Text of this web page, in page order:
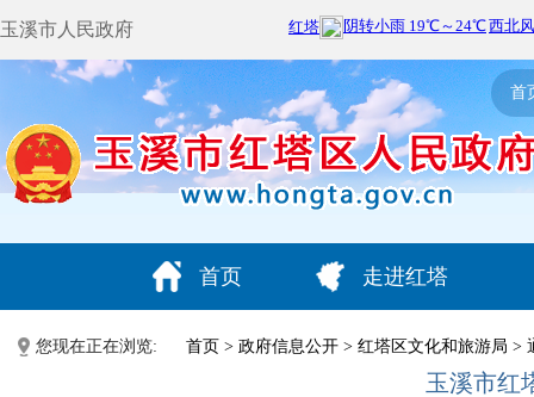
玉溪市人民政府
首
首页 走进红塔
您现在正在浏览: 首页 > 政府信息公开 > 红塔区文化和旅游局 >
玉溪市红